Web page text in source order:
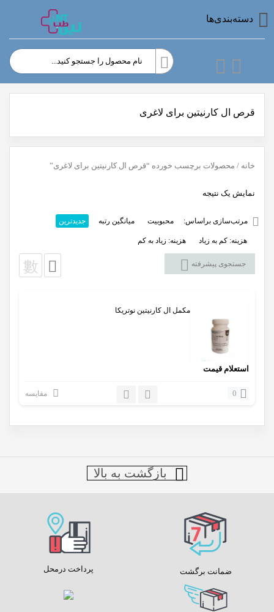
دسته‌بندی‌ها
قرص ال کارنیتین برای لاغری
خانه / محصولات برچسب خورده “قرص ال کارنیتین برای لاغری”
نمایش یک نتیجه
مرتب‌سازی براساس: محبوبیت میانگین رتبه جدیدترین
هزینه: کم به زیاد هزینه: زیاد به کم
جستجوی پیشرفته
مکمل ال کارنیتین نوتریکا
استعلام قیمت
0 مقایسه
بازگشت به بالا
ضمانت برگشت پرداخت درمحل